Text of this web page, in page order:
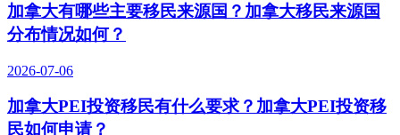
加拿大有哪些主要移民来源国？加拿大移民来源国
分布情况如何？
2026-07-06
加拿大PEI投资移民有什么要求？加拿大PEI投资移
民如何申请？